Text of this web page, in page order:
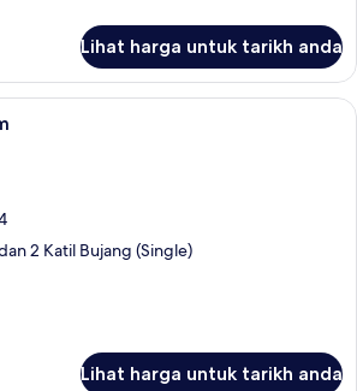
Lihat harga untuk tarikh anda
Comfort Triple Room | Peralatan
2 Katil Bujang (Single)
Lihat harga untuk tarikh anda